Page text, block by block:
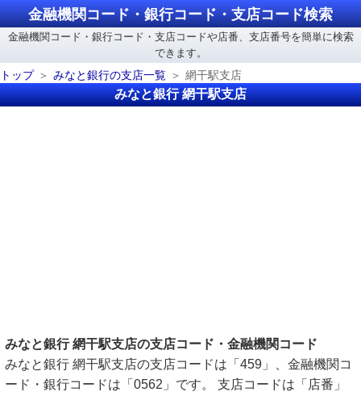
金融機関コード・銀行コード・支店コード検索
金融機関コード・銀行コード・支店コードや店番、支店番号を簡単に検索
できます。
トップ
みなと銀行の支店一覧 網干駅支店
みなと銀行 網干駅支店
みなと銀行 網干駅支店の支店コード・金融機関コード
みなと銀行 網干駅支店の支店コードは「459」、金融機関コ
ード・銀行コードは「0562」です。 支店コードは「店番」